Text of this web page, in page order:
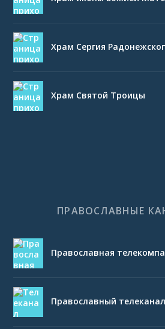
Храм Сергия
Храм Святой Троицы
ПРАВОСЛАВНЫЕ
Православная
Православный